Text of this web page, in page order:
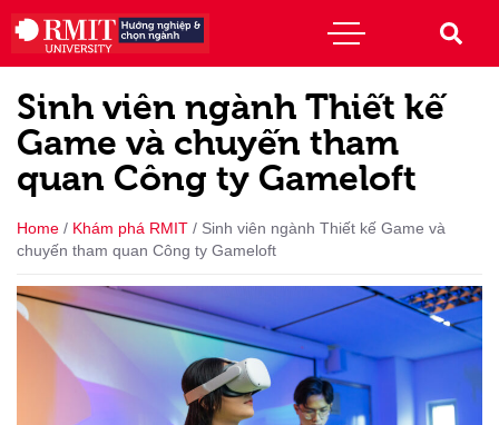
Sinh viên ngành Thiết kế
Game và chuyến tham
quan Công ty Gameloft
Home / Khám phá RMIT / Sinh viên ngành Thiết kế Game và
chuyến tham quan Công ty Gameloft